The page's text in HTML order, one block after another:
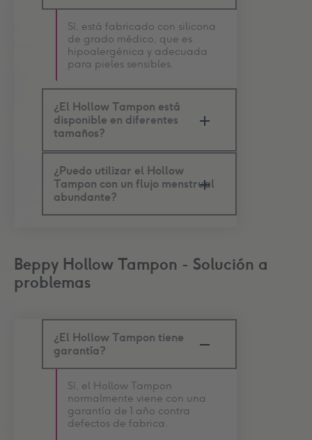
Sí, está fabricado con silicona
de grado médico, que es
hipoalergénica y adecuada
para pieles sensibles.
¿El Hollow Tampon está
disponible en diferentes
tamaños?
¿Puedo utilizar el Hollow
Tampon con un flujo menstrual
abundante?
Beppy Hollow Tampon - Solución a
problemas
¿El Hollow Tampon tiene
garantía?
Sí, el Hollow Tampon
normalmente viene con una
garantía de 1 año contra
defectos de fabrica.